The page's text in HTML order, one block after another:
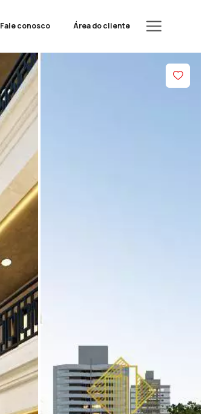
Fale conosco Área do cliente